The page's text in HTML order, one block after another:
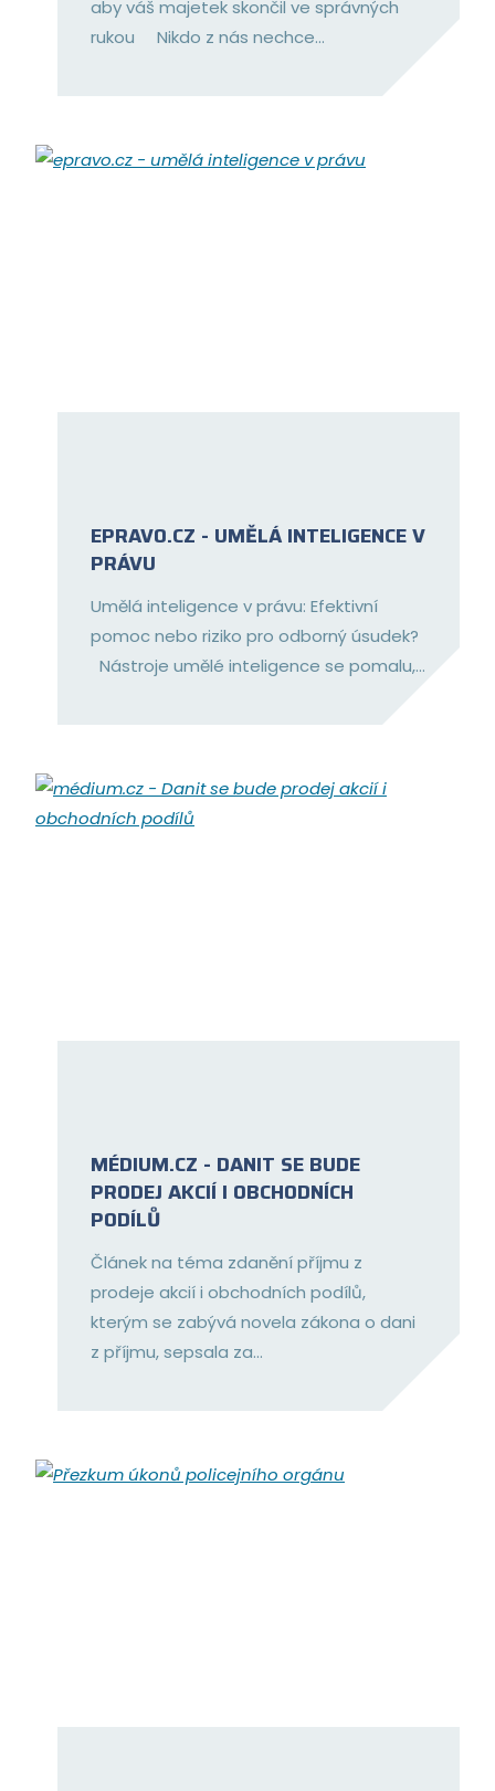
aby váš majetek skončil ve správných
rukou Nikdo z nás nechce...
EPRAVO.CZ - UMĚLÁ INTELIGENCE V
PRÁVU
Umělá inteligence v právu: Efektivní
pomoc nebo riziko pro odborný úsudek?
Nástroje umělé inteligence se pomalu,...
MÉDIUM.CZ - DANIT SE BUDE
PRODEJ AKCIÍ I OBCHODNÍCH
PODÍLŮ
Článek na téma zdanění příjmu z
prodeje akcií i obchodních podílů,
kterým se zabývá novela zákona o dani
z příjmu, sepsala za...